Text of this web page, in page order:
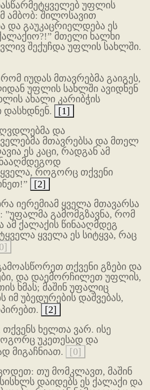
უფლის
ამბობ: შილოსავით
და გაუკაცრიელდება ეს
მთელი ხალხი
შექუჩდა უფლის სახლში.
რომ იუდას მთავრებმა გაიგეს,
უფლის სახლში ავიდნენ
ახალი კარიბჭის
[1]
და
მთავრებსა და მთელ
ეს კაცი, რადგან ამ
როგორც თქვენი
[2]
იერემიამ ყველა მთავარსა
გამომგზავნა, რომ
ამ ქალაქის წინააღმდეგ
ყველა ეს სიტყვა, რაც
თქვენი გზები და
და დაემორჩილეთ უფლის,
ხმას; მაშინ უფალიც
იმ უბედურების დაშვებას,
[2]
თქვენს ხელთა ვარ. ისე
უკეთესად და
მიგაჩნიათ.
[0]
თუ მომკლავთ, მაშინ
დაიდებს ეს ქალაქი და